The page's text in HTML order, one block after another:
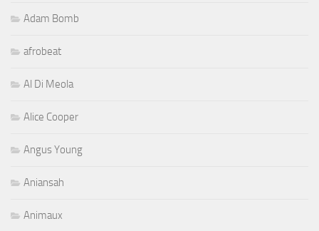
Adam Bomb
afrobeat
Al Di Meola
Alice Cooper
Angus Young
Aniansah
Animaux